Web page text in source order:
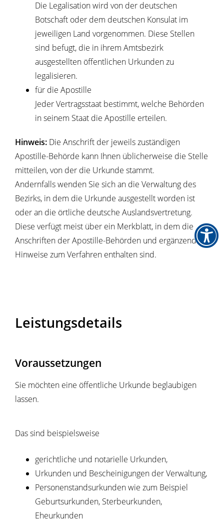
Die Legalisation wird von der deutschen
Botschaft oder dem deutschen Konsulat im
jeweiligen Land vorgenommen. Diese Stellen
sind befugt, die in ihrem Amtsbezirk
ausgestellten öffentlichen Urkunden zu
legalisieren.
für die Apostille
Jeder Vertragsstaat bestimmt, welche Behörden
in seinem Staat die Apostille erteilen.
Hinweis: Die Anschrift der jeweils zuständigen
Apostille-Behörde kann Ihnen üblicherweise die Stelle
mitteilen, von der die Urkunde stammt.
Andernfalls wenden Sie sich an die Verwaltung des
Bezirks, in dem die Urkunde ausgestellt worden ist
oder an die örtliche deutsche Auslandsvertretung.
Diese verfügt meist über ein Merkblatt, in dem die
Anschriften der Apostille-Behörden und ergänzende
Hinweise zum Verfahren enthalten sind.
Leistungsdetails
Voraussetzungen
Sie möchten eine öffentliche Urkunde beglaubigen
lassen.
Das sind beispielsweise
gerichtliche und notarielle Urkunden,
Urkunden und Bescheinigungen der Verwaltung,
Personenstandsurkunden wie zum Beispiel
Geburtsurkunden, Sterbeurkunden,
Eheurkunden